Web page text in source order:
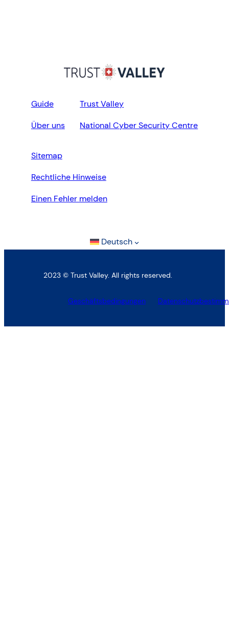
Guide
Über uns
Trust Valley
National Cyber Security Centre
Sitemap
Rechtliche Hinweise
Einen Fehler melden
Deutsch
2023 © Trust Valley. All rights reserved.
Geschäftsbedingungen